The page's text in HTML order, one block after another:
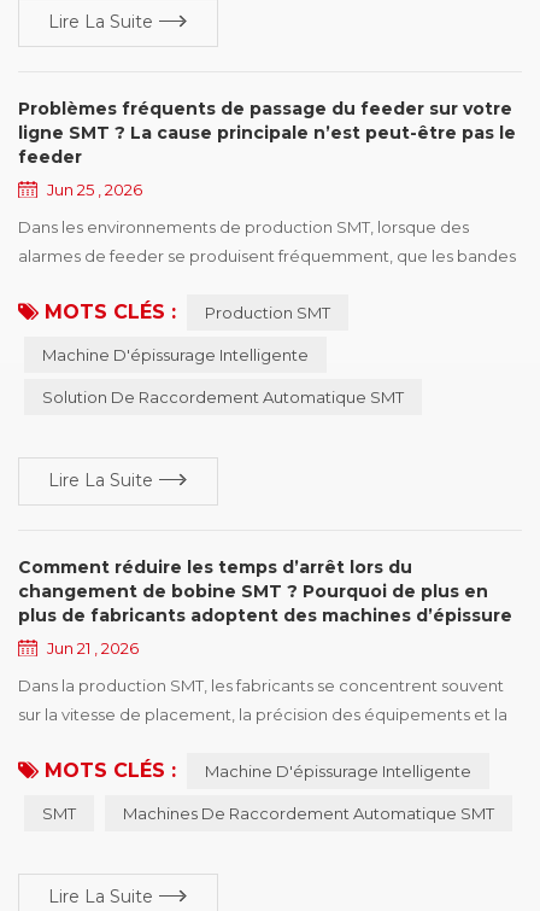
Lire La Suite
Problèmes fréquents de passage du feeder sur votre
ligne SMT ? La cause principale n’est peut-être pas le
feeder
Jun 25 , 2026
Dans les environnements de production SMT, lorsque des
alarmes de feeder se produisent fréquemment, que les bandes
les machines de placement connaissent des arrêts inattendus,
même, les paramètres de la machine ou même l’équipement
de placement. Cependant, il existe un autre facte...
MOTS CLÉS : Production SMT
Machine D'épissurage Intelligente
Solution De Raccordement Automatique SMT
Lire La Suite
Comment réduire les temps d’arrêt lors du
changement de bobine SMT ? Pourquoi de plus en
plus de fabricants adoptent des machines d’épissure
automatique
Jun 21 , 2026
Dans la production SMT, les fabricants se concentrent souvent
sur la vitesse de placement, la précision des équipements et la
les changements de bobines peuvent également avoir un
mesure que le secteur continue de s’orienter vers une
MOTS CLÉS : Machine D'épissurage Intelligente
SMT Machines De Raccordement Automatique SMT
Lire La Suite